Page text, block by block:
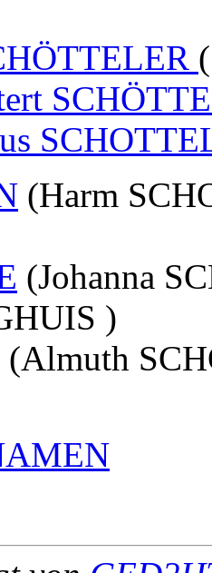
(Harm
(Johanna
)
(Almuth